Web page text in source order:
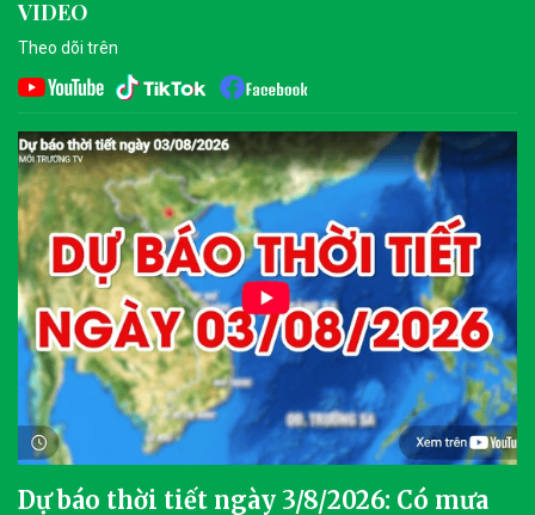
VIDEO
Theo dõi trên
Dự báo thời tiết ngày 3/8/2026: Có mưa